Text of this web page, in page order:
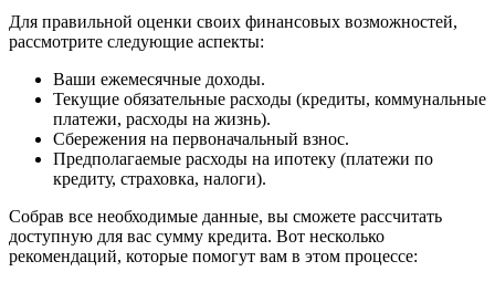
Для правильной оценки своих финансовых возможностей,
рассмотрите следующие аспекты:
Ваши ежемесячные доходы.
Текущие обязательные расходы (кредиты, коммунальные
платежи, расходы на жизнь).
Сбережения на первоначальный взнос.
Предполагаемые расходы на ипотеку (платежи по
кредиту, страховка, налоги).
Собрав все необходимые данные, вы сможете рассчитать
доступную для вас сумму кредита. Вот несколько
рекомендаций, которые помогут вам в этом процессе: